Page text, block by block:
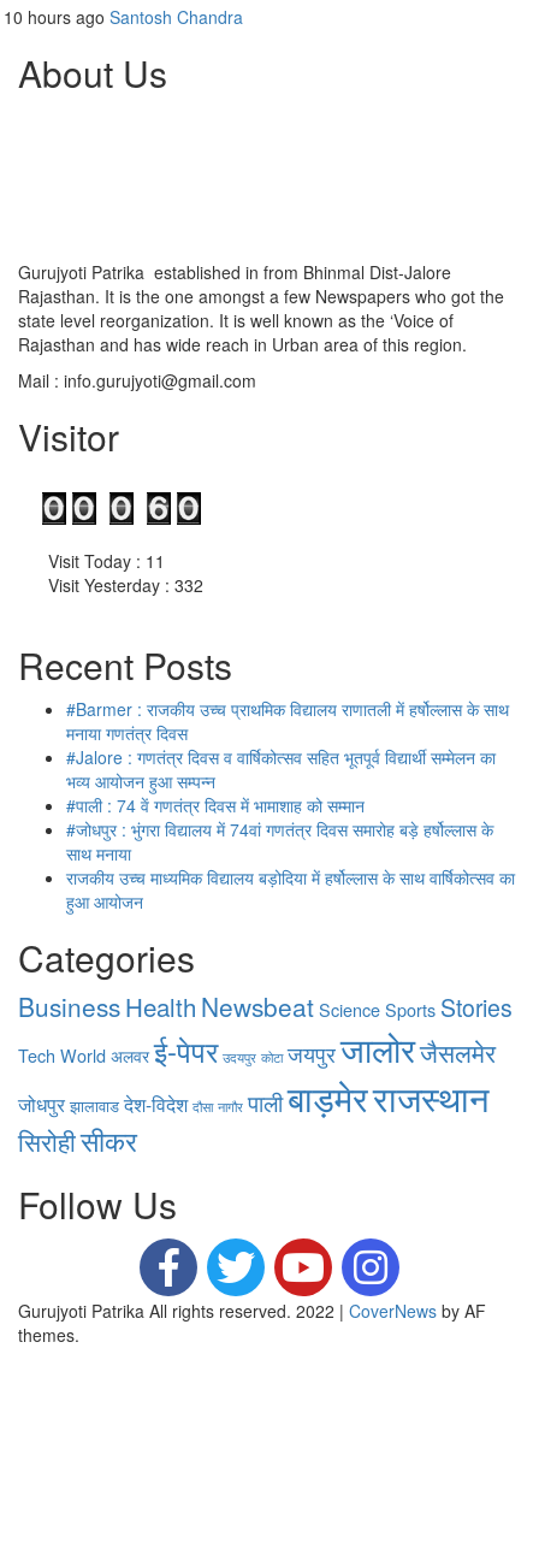
10 hours ago Santosh Chandra
About Us
Gurujyoti Patrika established in from Bhinmal Dist-Jalore
Rajasthan. It is the one amongst a few Newspapers who got the
state level reorganization. It is well known as the ‘Voice of
Rajasthan and has wide reach in Urban area of this region.
Mail : info.gurujyoti@gmail.com
Visitor
Visit Today : 11
Visit Yesterday : 332
Recent Posts
#Barmer : राजकीय उच्च प्राथमिक विद्यालय राणातली में हर्षोल्लास के साथ
मनाया गणतंत्र दिवस
#Jalore : गणतंत्र दिवस व वार्षिकोत्सव सहित भूतपूर्व विद्यार्थी सम्मेलन का
भव्य आयोजन हुआ सम्पन्न
#पाली : 74 वें गणतंत्र दिवस में भामाशाह को सम्मान
#जोधपुर : भुंगरा विद्यालय में 74वां गणतंत्र दिवस समारोह बड़े हर्षोल्लास के
साथ मनाया
राजकीय उच्च माध्यमिक विद्यालय बड़ोदिया में हर्षोल्लास के साथ वार्षिकोत्सव का
हुआ आयोजन
Categories
BusinessHealth NewsbeatScienceSports Stories
Tech Worldअलवरई-पेपर उदयपुर कोटा जयपुरजालोरजैसलमेर
जोधपुर झालावाड देश-विदेश दौसा नागौर पालीबाड़मेरराजस्थान
सिरोहीसीकर
Follow Us
Gurujyoti Patrika All rights reserved. 2022 | CoverNews by AF
themes.